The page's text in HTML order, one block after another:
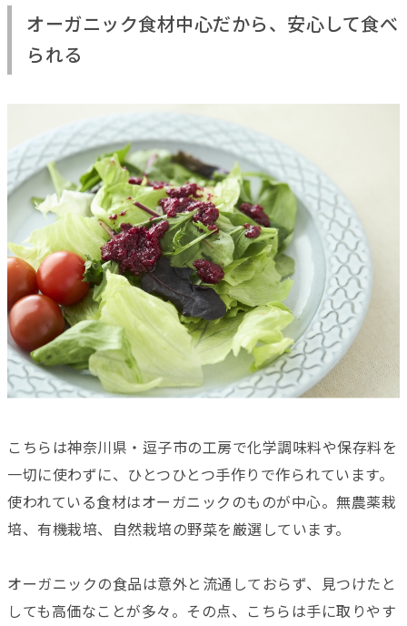
オーガニック食材中心だから、安心して食べ
られる
こちらは神奈川県・逗子市の工房で化学調味料や保存料を
一切に使わずに、ひとつひとつ手作りで作られています。
使われている食材はオーガニックのものが中心。無農薬栽
培、有機栽培、自然栽培の野菜を厳選しています。
オーガニックの食品は意外と流通しておらず、見つけたと
しても高価なことが多々。その点、こちらは手に取りやす